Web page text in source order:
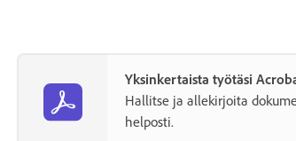
Yksinkertaista työtäsi
Hallitse ja allekirjoita
helposti.